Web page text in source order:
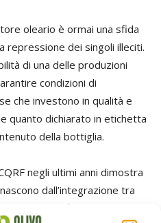
oleario è ormai una sfida
repressione dei singoli illeciti.
di una delle produzioni
condizioni di
che investono in qualità e
quanto dichiarato in etichetta
della bottiglia.
negli ultimi anni dimostra
dall’integrazione tra
scientifica, analisi dei